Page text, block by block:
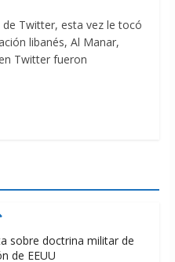
Twitter, esta vez le tocó
libanés, Al Manar,
Twitter fueron
sobre doctrina militar de
de EEUU